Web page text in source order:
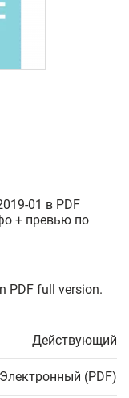
01 в PDF
+ превью по
PDF full version.
Действующий
Электронный (PDF)